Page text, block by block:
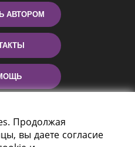
АВТОРОМ
Продолжая
вы даете согласие